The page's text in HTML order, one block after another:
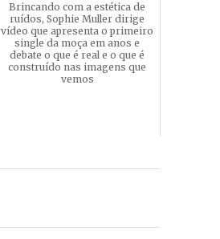
Brincando com a estética de
ruídos, Sophie Muller dirige
vídeo que apresenta o primeiro
single da moça em anos e
debate o que é real e o que é
construído nas imagens que
vemos